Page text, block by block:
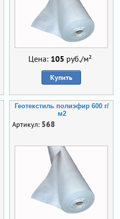
Цена: 105 руб./м²
Купить
Геотекстиль полиэфир 600 г/
м2
Артикул: 568